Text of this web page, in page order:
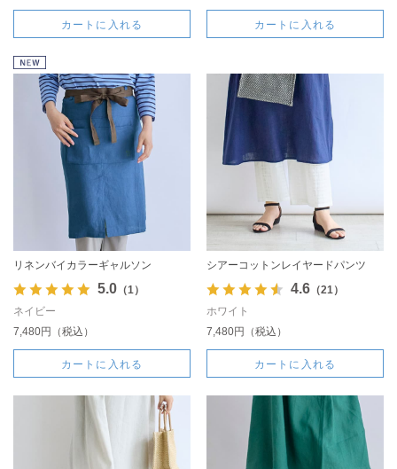
カートに入れる カートに入れる
リネンバイカラーギャルソン
5.0（1）
ネイビー
7,480円（税込）
カートに入れる
シアーコットンレイヤードパンツ
4.6（21）
ホワイト
7,480円（税込）
カートに入れる